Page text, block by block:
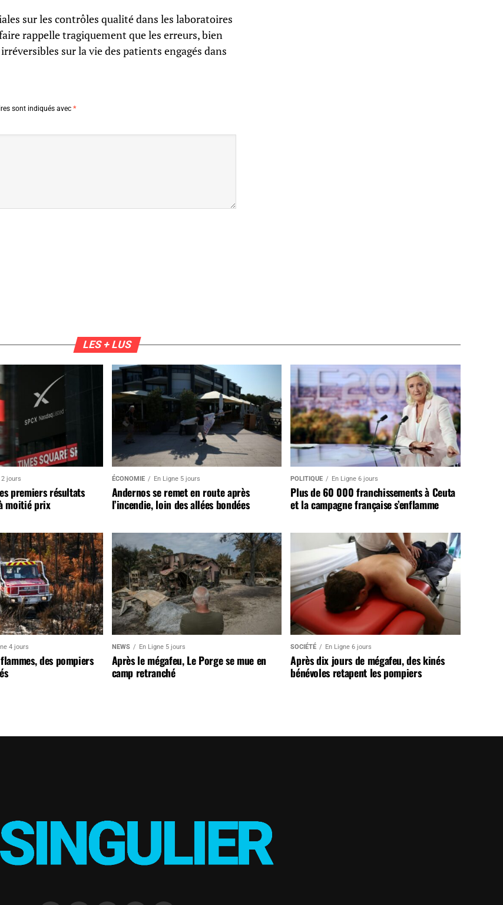
sur les contrôles qualité dans les laboratoires
rappelle tragiquement que les erreurs, bien
sur la vie des patients engagés dans
sont indiqués avec *
LES + LUS
2 jours
premiers résultats
moitié prix
ÉCONOMIE En Ligne 5 jours
Andernos se remet en route après
l’incendie, loin des allées bondées
POLITIQUE En Ligne 6 jours
Plus de 60 000 franchissements à Ceuta
et la campagne française s’enflamme
4 jours
des pompiers
NEWS En Ligne 5 jours
Après le mégafeu, Le Porge se mue en
camp retranché
SOCIÉTÉ En Ligne 6 jours
Après dix jours de mégafeu, des kinés
bénévoles retapent les pompiers